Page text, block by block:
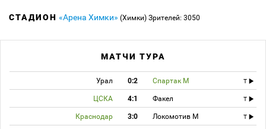
Итоговый счёт 1:3.
СТАДИОН «Арена Химки» (Химки) Зрителей: 3050
МАТЧИ ТУРА
Урал 0:2 Спартак М T
ЦСКА 4:1 Факел T
Краснодар 3:0 Локомотив М T